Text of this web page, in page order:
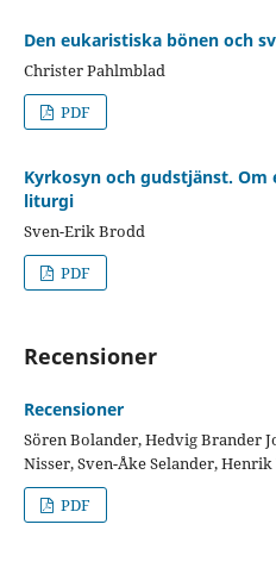
Den eukaristiska bönen och
Christer Pahlmblad
PDF
Kyrkosyn och gudstjänst.
liturgi
Sven-Erik Brodd
PDF
Recensioner
Recensioner
Sören Bolander, Hedvig Brander
Nisser, Sven-Åke Selander,
PDF